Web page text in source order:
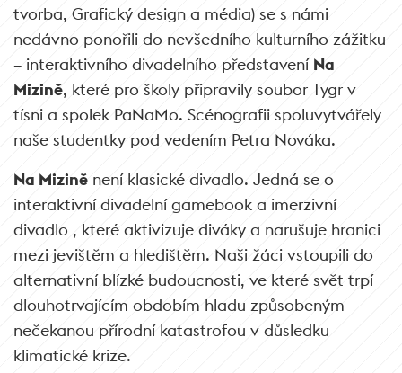
tvorba, Grafický design a média) se s námi
nedávno ponořili do nevšedního kulturního zážitku
– interaktivního divadelního představení Na
Mizině, které pro školy připravily soubor Tygr v
tísni a spolek PaNaMo. Scénografii spoluvytvářely
naše studentky pod vedením Petra Nováka.
Na Mizině není klasické divadlo. Jedná se o
interaktivní divadelní gamebook a imerzivní
divadlo , které aktivizuje diváky a narušuje hranici
mezi jevištěm a hledištěm. Naši žáci vstoupili do
alternativní blízké budoucnosti, ve které svět trpí
dlouhotrvajícím obdobím hladu způsobeným
nečekanou přírodní katastrofou v důsledku
klimatické krize.